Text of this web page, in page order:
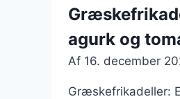
agurk og
Af 16. december
Græskefrikadeller: